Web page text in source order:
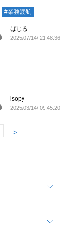
#業務渡航
ばじる
2025/07/14/ 21:48:36
isopy
2025/03/14/ 09:45:20
＞